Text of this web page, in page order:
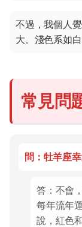
不過，我個人
大。淺色系如
常見問
問：牡羊座
答：不會
每年流年
說，紅色